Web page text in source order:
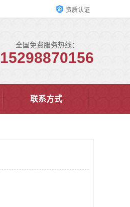
资质认证
全国免费服务热线：
15298870156
联系方式